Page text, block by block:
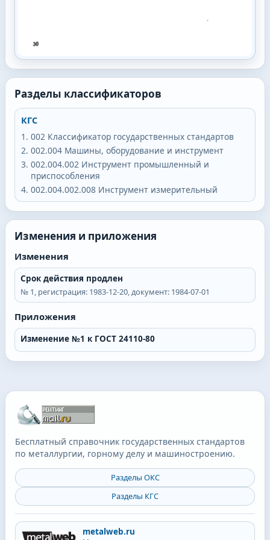
Разделы классификаторов
КГС
002 Классификатор государственных стандартов
002.004 Машины, оборудование и инструмент
002.004.002 Инструмент промышленный и
приспособления
002.004.002.008 Инструмент измерительный
Изменения и приложения
Изменения
Срок действия продлен
№ 1, регистрация: 1983-12-20, документ: 1984-07-01
Приложения
Изменение №1 к ГОСТ 24110-80
Бесплатный справочник государственных стандартов
по металлургии, горному делу и машиностроению.
Разделы ОКС
Разделы КГС
metalweb.ru